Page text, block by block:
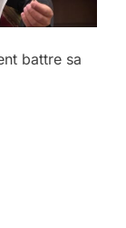
battre sa